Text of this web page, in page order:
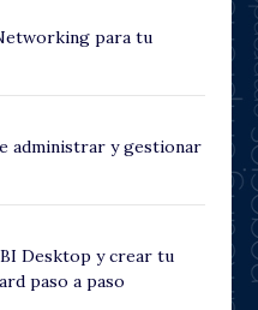
para tu
administrar y gestionar
Desktop y crear tu
paso a paso